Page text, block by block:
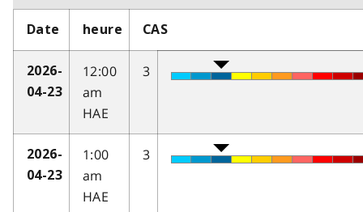
Date heure CAS
2026-
04-23
12:00
am
HAE
3
2026-
04-23
1:00
am
HAE
3